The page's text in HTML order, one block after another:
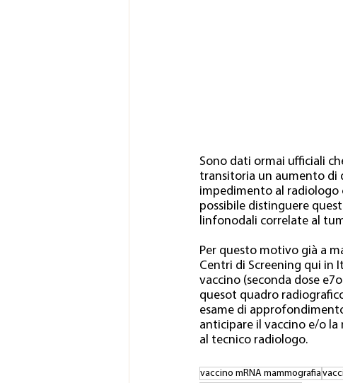
Sono dati ormai ufficiali
transitoria un aumento di
impedimento al radiologo
possibile distinguere
linfonodali correlate al
Per questo motivo già a
Centri di Screening qui in
vaccino (seconda dose
quesot quadro
esame di
anticipare il vaccino e/o
al tecnico radiologo.
vaccino mRNA mammografia